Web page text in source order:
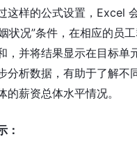
这样的公式设置，Excel
状况”条件，在相应的员
，并将结果显示在目标单
分析数据，有助于了解不
的薪资总体水平情况。
：